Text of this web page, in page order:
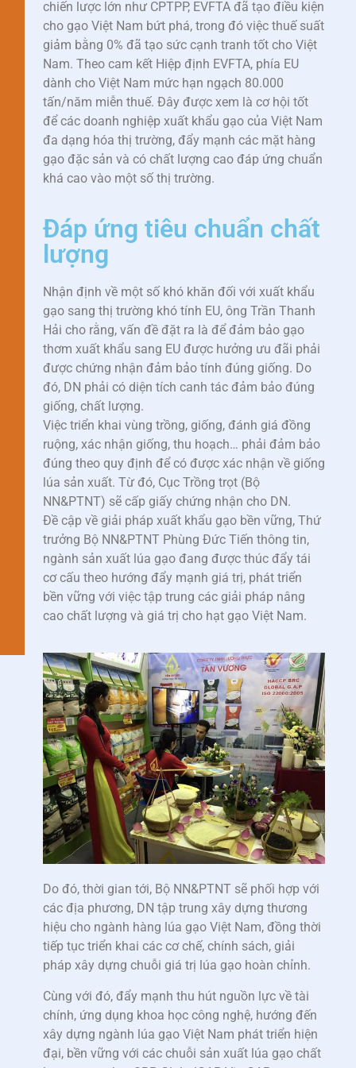
chiến lược lớn như CPTPP, EVFTA đã tạo điều kiện
cho gạo Việt Nam bứt phá, trong đó việc thuế suất
giảm bằng 0% đã tạo sức cạnh tranh tốt cho Việt
Nam. Theo cam kết Hiệp định EVFTA, phía EU
dành cho Việt Nam mức hạn ngạch 80.000
tấn/năm miễn thuế. Đây được xem là cơ hội tốt
để các doanh nghiệp xuất khẩu gạo của Việt Nam
đa dạng hóa thị trường, đẩy mạnh các mặt hàng
gạo đặc sản và có chất lượng cao đáp ứng chuẩn
khá cao vào một số thị trường.
Đáp ứng tiêu chuẩn chất
lượng
Nhận định về một số khó khăn đối với xuất khẩu
gạo sang thị trường khó tính EU, ông Trần Thanh
Hải cho rằng, vấn đề đặt ra là để đảm bảo gạo
thơm xuất khẩu sang EU được hưởng ưu đãi phải
được chứng nhận đảm bảo tính đúng giống. Do
đó, DN phải có diện tích canh tác đảm bảo đúng
giống, chất lượng.
Việc triển khai vùng trồng, giống, đánh giá đồng
ruộng, xác nhận giống, thu hoạch… phải đảm bảo
đúng theo quy định để có được xác nhận về giống
lúa sản xuất. Từ đó, Cục Trồng trọt (Bộ
NN&PTNT) sẽ cấp giấy chứng nhận cho DN.
Đề cập về giải pháp xuất khẩu gạo bền vững, Thứ
trưởng Bộ NN&PTNT Phùng Đức Tiến thông tin,
ngành sản xuất lúa gạo đang được thúc đẩy tái
cơ cấu theo hướng đẩy mạnh giá trị, phát triển
bền vững với việc tập trung các giải pháp nâng
cao chất lượng và giá trị cho hạt gạo Việt Nam.
Do đó, thời gian tới, Bộ NN&PTNT sẽ phối hợp với
các địa phương, DN tập trung xây dựng thương
hiệu cho ngành hàng lúa gạo Việt Nam, đồng thời
tiếp tục triển khai các cơ chế, chính sách, giải
pháp xây dựng chuỗi giá trị lúa gạo hoàn chỉnh.
Cùng với đó, đẩy mạnh thu hút nguồn lực về tài
chính, ứng dụng khoa học công nghệ, hướng đến
xây dựng ngành lúa gạo Việt Nam phát triển hiện
đại, bền vững với các chuỗi sản xuất lúa gạo chất